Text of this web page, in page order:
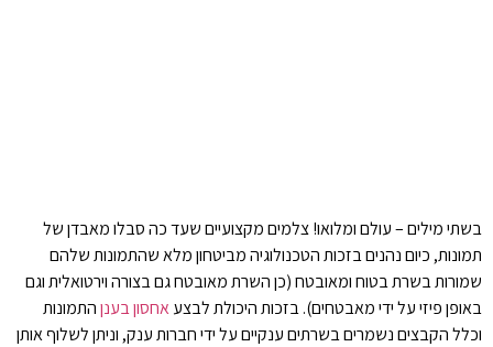
בשתי מילים – עולם ומלואו! צלמים מקצועיים שעד כה סבלו מאבדן של
תמונות, כיום נהנים בזכות הטכנולוגיה מביטחון מלא שהתמונות שלהם
שמורות בשרת בטוח ומאובטח (כן השרת מאובטח גם בצורה וירטואלית וגם
באופן פיזי על ידי מאבטחים). בזכות היכולת לבצעאחסון בענןהתמונות
וכלל הקבצים נשמרים בשרתים ענקיים על ידי חברות ענק, וניתן לשלוף אותן